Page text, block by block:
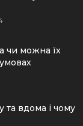
чи можна їх
та вдома і чому